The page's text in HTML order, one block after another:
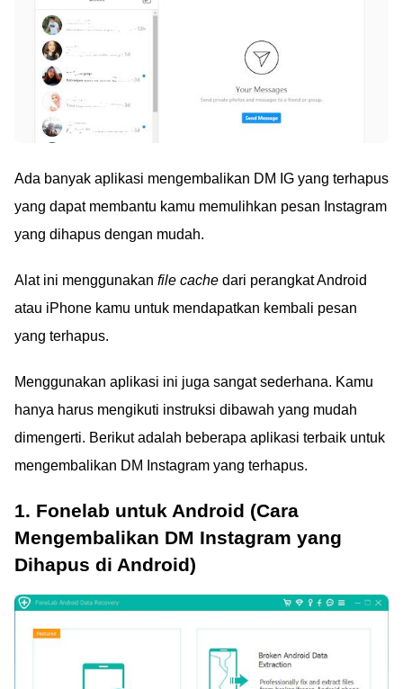
Ada banyak aplikasi mengembalikan DM IG yang terhapus
yang dapat membantu kamu memulihkan pesan Instagram
yang dihapus dengan mudah.
Alat ini menggunakan file cache dari perangkat Android
atau iPhone kamu untuk mendapatkan kembali pesan
yang terhapus.
Menggunakan aplikasi ini juga sangat sederhana. Kamu
hanya harus mengikuti instruksi dibawah yang mudah
dimengerti. Berikut adalah beberapa aplikasi terbaik untuk
mengembalikan DM Instagram yang terhapus.
1. Fonelab untuk Android (Cara
Mengembalikan DM Instagram yang
Dihapus di Android)